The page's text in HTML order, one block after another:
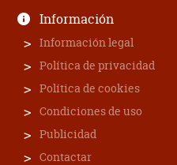
Información
Información legal
Política de privacidad
Política de cookies
Condiciones de uso
Publicidad
Contactar